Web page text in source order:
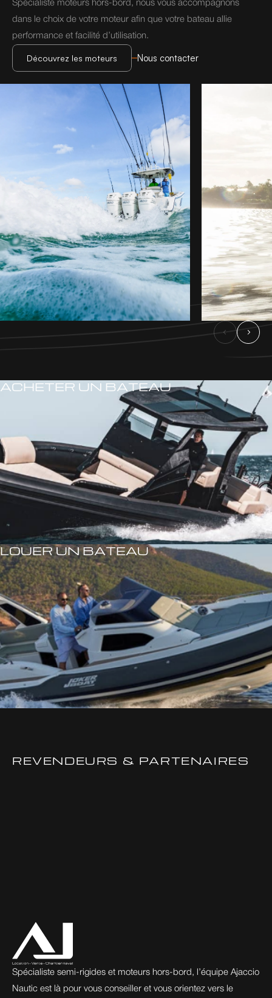
Spécialiste moteurs hors-bord, nous vous accompagnons
dans le choix de votre moteur afin que votre bateau allie
performance et facilité d’utilisation.
Découvrez les moteurs
Découvrez les moteurs
Nous contacter
ACHETER UN BATEAU
LOUER UN BATEAU
REVENDEURS & PARTENAIRES
Spécialiste semi-rigides et moteurs hors-bord, l’équipe Ajaccio
Nautic est là pour vous conseiller et vous orientez vers le